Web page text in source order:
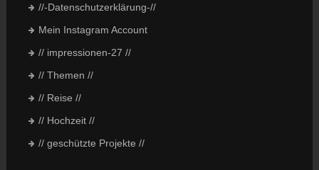
//-Datenschutzerklärung-//
Mein Instagram Account
// impressionen-27 //
// Themen //
// Reise //
// Hochzeit //
// geschützte Projekte //